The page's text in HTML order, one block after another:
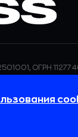
ОГРН
Политике в